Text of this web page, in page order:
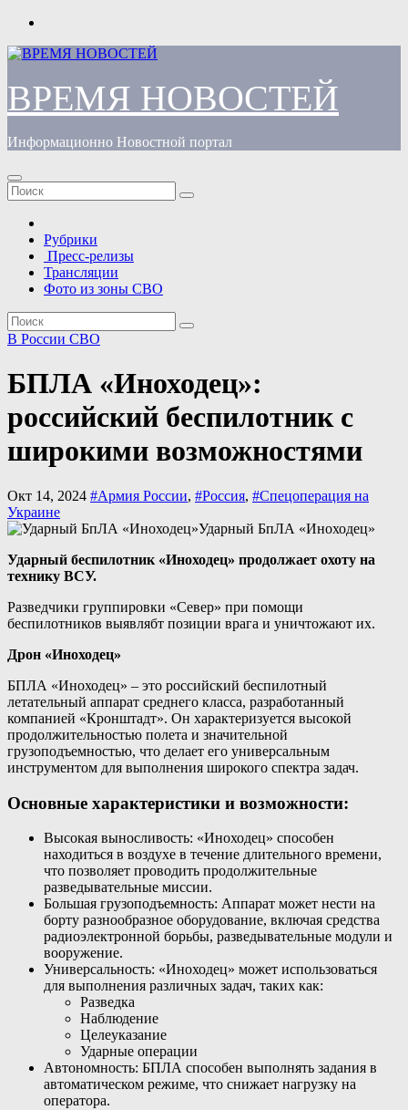
Перейти
содержимому
ВРЕМЯ НОВОСТЕЙ
Информационно Новостной портал
Рубрики
Пресс-релизы
Трансляции
Фото из зоны СВО
В России СВО
БПЛА «Иноходец»:
российский беспилотник с
широкими возможностями
Окт 14, 2024 #Армия России, #Россия, #Спецоперация на
Украине
Ударный БпЛА «Иноходец»
Ударный беспилотник «Иноходец» продолжает охоту на
технику ВСУ.
Разведчики группировки «Север» при помощи
беспилотников выявлябт позиции врага и уничтожают их.
Дрон «Иноходец»
БПЛА «Иноходец» – это российский беспилотный
летательный аппарат среднего класса, разработанный
компанией «Кронштадт». Он характеризуется высокой
продолжительностью полета и значительной
грузоподъемностью, что делает его универсальным
инструментом для выполнения широкого спектра задач.
Основные характеристики и возможности:
Высокая выносливость: «Иноходец» способен
находиться в воздухе в течение длительного времени,
что позволяет проводить продолжительные
разведывательные миссии.
Большая грузоподъемность: Аппарат может нести на
борту разнообразное оборудование, включая средства
радиоэлектронной борьбы, разведывательные модули и
вооружение.
Универсальность: «Иноходец» может использоваться
для выполнения различных задач, таких как:
Разведка
Наблюдение
Целеуказание
Ударные операции
Автономность: БПЛА способен выполнять задания в
автоматическом режиме, что снижает нагрузку на
оператора.